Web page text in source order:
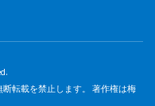
転載を禁止します。 著作権は梅